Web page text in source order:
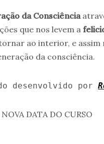
da Consciência
que nos levem a
ao interior, e
da consciência.
desenvolvido por
NOVA DATA DO CURSO